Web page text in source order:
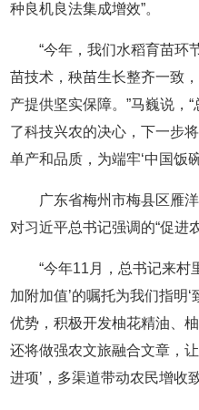
种良机良法集成增效”。
“今年，我们水稻育苗环
苗技术，秧苗生长整齐一致
产提供坚实保障。”马巍说，
了科技兴农的决心，下一步
单产和品质，为端牢‘中国饭
广东省梅州市梅县区雁
对习近平总书记强调的“促进
“今年11月，总书记来村
加附加值’的嘱托为我们指明
优势，积极开发柚花精油、
还将做强农文旅融合文章，
进项’，多渠道带动农民增收